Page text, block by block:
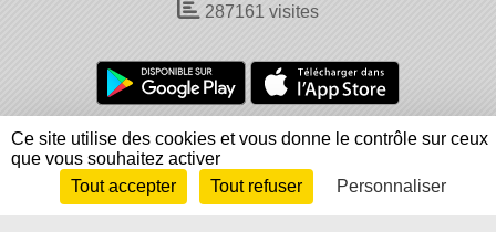
287161 visites
Charte cookies
Gestion des cookies
Informations légales
Signaler un contenu inapproprié
Envie de participer ?
Connexion
Ce site utilise des cookies et vous donne le contrôle sur ceux
que vous souhaitez activer
Tout accepter
Tout refuser Personnaliser